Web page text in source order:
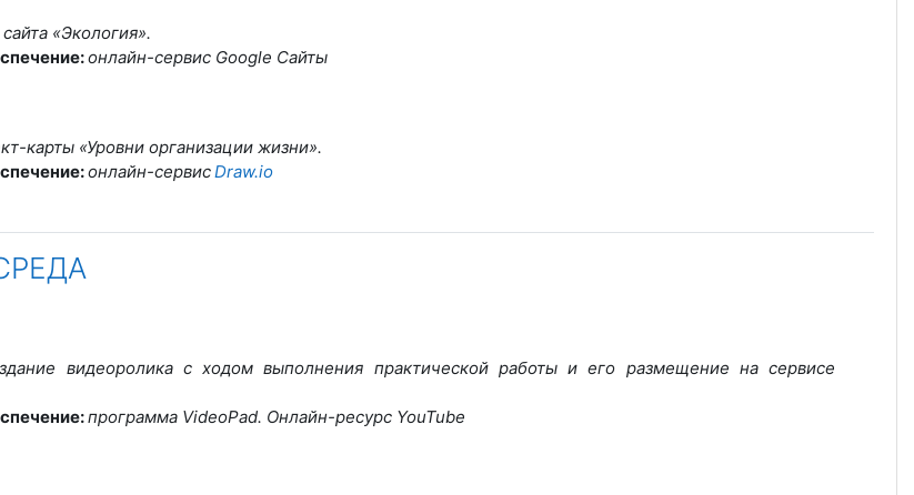
«Экология».
онлайн-сервис Google Сайты
карты «Уровни организации жизни».
онлайн-сервисDraw.io
видеоролика с ходом выполнения практической работы и его размещение на сервисе
программа VideoPad. Онлайн-ресурс YouTube